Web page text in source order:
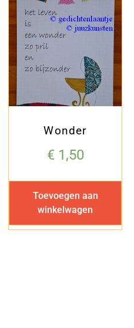
Wonder
€1,50
Toevoegen aan
winkelwagen